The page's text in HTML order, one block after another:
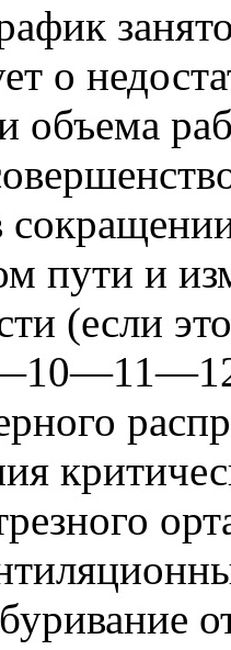
о
объема
пути и
(если